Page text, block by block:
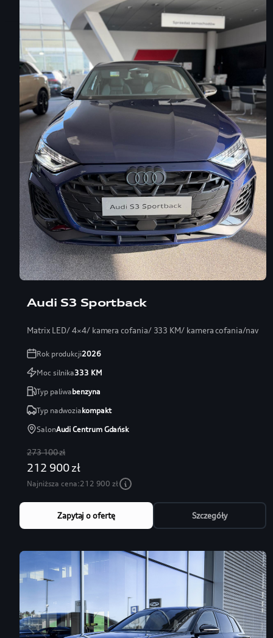
Audi S3 Sportback
Matrix LED/ 4×4/ kamera cofania/ 333 KM/ kamera cofania/navi
Rok produkcji2026
Moc silnika333 KM
Typ paliwabenzyna
Typ nadwoziakompakt
SalonAudi Centrum Gdańsk
273 100 zł
212 900 zł
Najniższa cena:212 900 zł
Zapytaj o ofertę Szczegóły